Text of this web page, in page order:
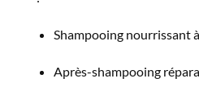
Shampooing nourrissant à
Après-shampooing